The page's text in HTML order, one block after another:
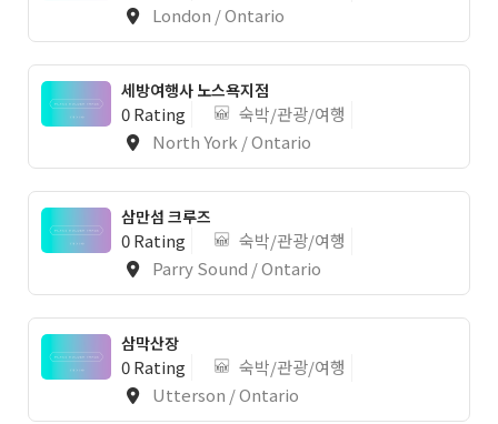
London / Ontario
세방여행사 노스욕지점
0 Rating
숙박/관광/여행
North York / Ontario
삼만섬 크루즈
0 Rating
숙박/관광/여행
Parry Sound / Ontario
삼막산장
0 Rating
숙박/관광/여행
Utterson / Ontario